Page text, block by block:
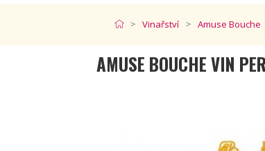
Vinařství Amuse Bouche
AMUSE BOUCHE VIN